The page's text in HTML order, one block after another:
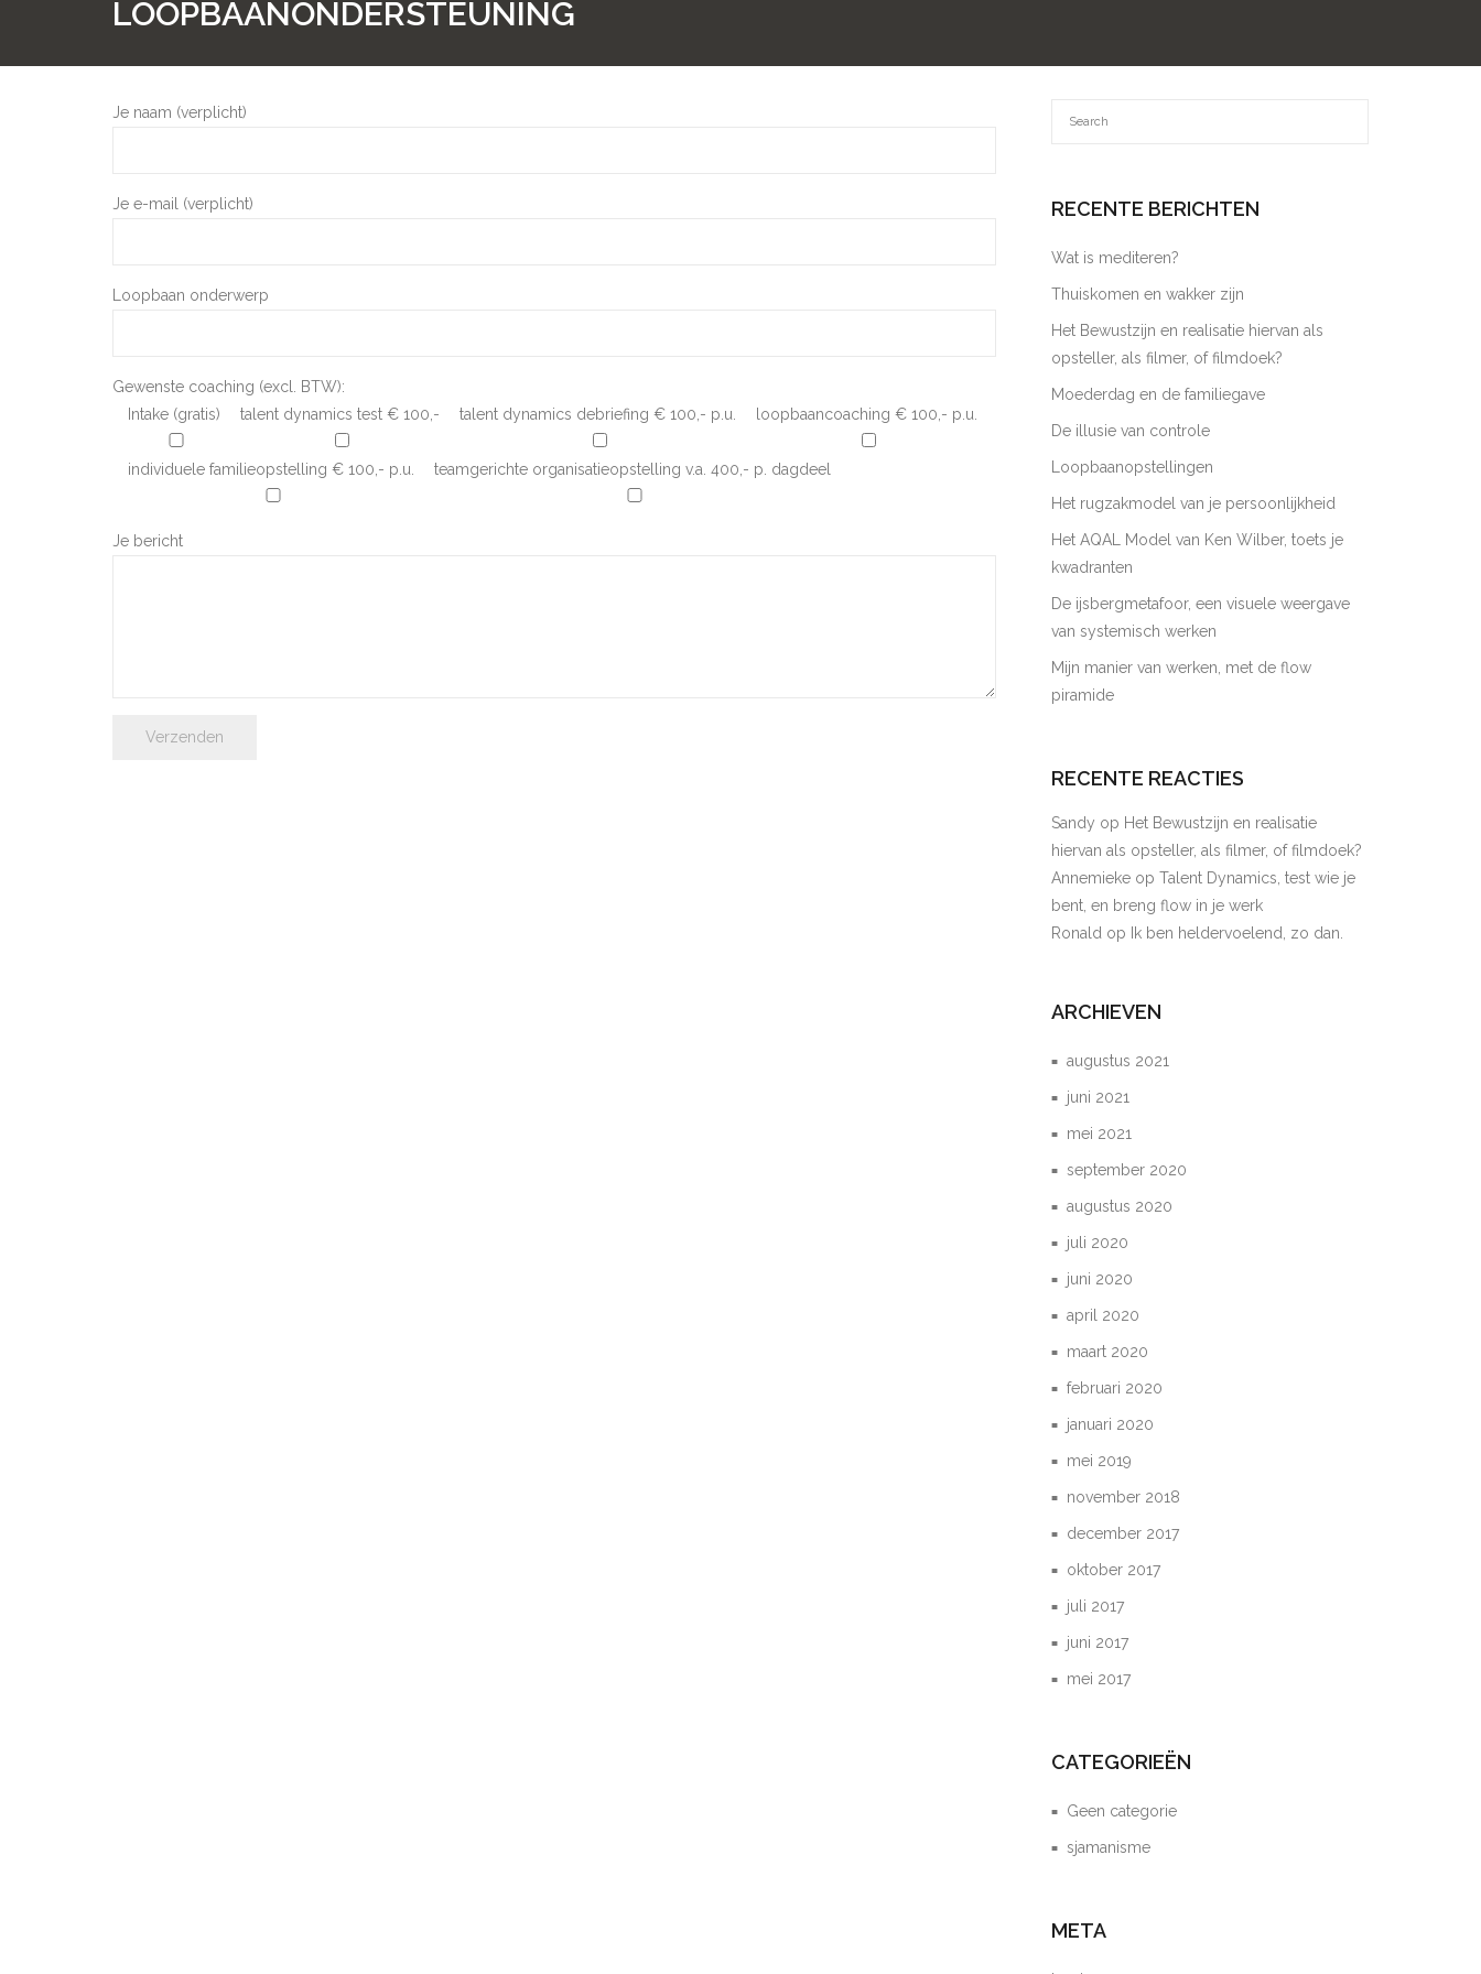
LOOPBAANONDERSTEUNING
Je naam (verplicht)
Je e-mail (verplicht)
Loopbaan onderwerp
Gewenste coaching (excl. BTW):
Intake (gratis)
talent dynamics test € 100,- talent dynamics debriefing € 100,- p.u. loopbaancoaching € 100,- p.u.
individuele familieopstelling € 100,- p.u. teamgerichte organisatieopstelling v.a. 400,- p. dagdeel
Je bericht
RECENTE BERICHTEN
Wat is mediteren?
Thuiskomen en wakker zijn
Het Bewustzijn en realisatie hiervan als
opsteller, als filmer, of filmdoek?
Moederdag en de familiegave
De illusie van controle
Loopbaanopstellingen
Het rugzakmodel van je persoonlijkheid
Het AQAL Model van Ken Wilber, toets je
kwadranten
De ijsbergmetafoor, een visuele weergave
van systemisch werken
Mijn manier van werken, met de flow
piramide
RECENTE REACTIES
Sandy op Het Bewustzijn en realisatie
hiervan als opsteller, als filmer, of filmdoek?
Annemieke opTalent Dynamics, test wie je
bent, en breng flow in je werk
Ronald op Ik ben heldervoelend, zo dan.
ARCHIEVEN
augustus 2021
juni 2021
mei 2021
september 2020
augustus 2020
juli 2020
juni 2020
april 2020
maart 2020
februari 2020
januari 2020
mei 2019
november 2018
december 2017
oktober 2017
juli 2017
juni 2017
mei 2017
CATEGORIEËN
Geen categorie
sjamanisme
META